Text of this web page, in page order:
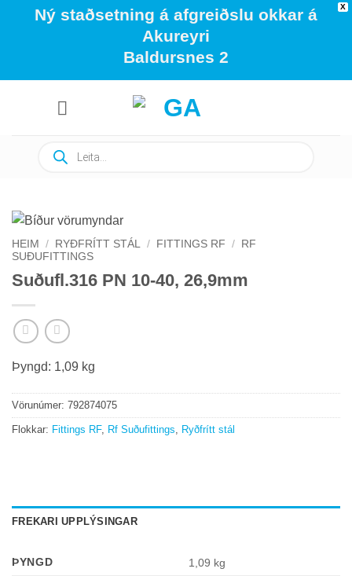
X
Ný staðsetning á afgreiðslu okkar á
Akureyri
Baldursnes 2
search
HEIM / RYÐFRÍTT STÁL / FITTINGS RF /
RF
SUÐUFITTINGS
Suðufl.316 PN 10-40, 26,9mm
Þyngd: 1,09 kg
Vörunúmer: 792874075
Flokkar: Fittings RF, Rf Suðufittings Ryðfrítt stál
FREKARI UPPLÝSINGAR
ÞYNGD 1,09 kg